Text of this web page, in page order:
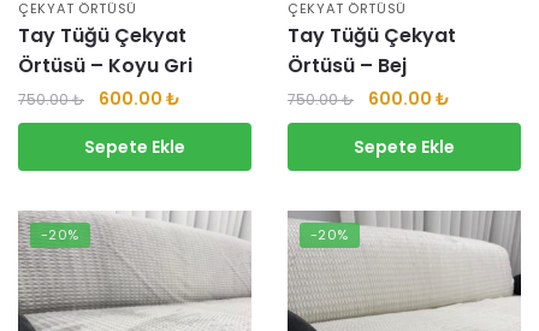
ÇEKYAT ÖRTÜSÜ
Tay Tüğü Çekyat
Örtüsü – Koyu Gri
750.00₺ 600.00 ₺
Sepete Ekle
ÇEKYAT ÖRTÜSÜ
Tay Tüğü Çekyat
Örtüsü – Bej
750.00₺ 600.00 ₺
Sepete Ekle
-20% -20%